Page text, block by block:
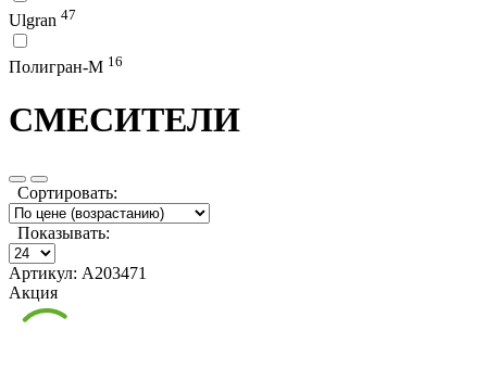
Ulgran 47
Полигран-М 16
СМЕСИТЕЛИ
Сортировать:
Показывать:
Артикул: А203471
Акция